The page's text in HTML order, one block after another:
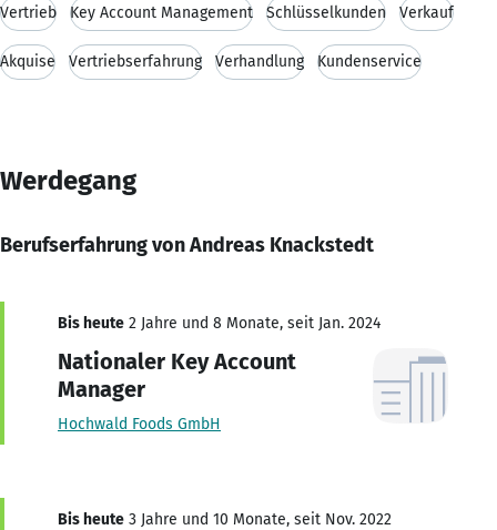
Vertrieb Key Account Management Schlüsselkunden Verkauf
Akquise Vertriebserfahrung Verhandlung Kundenservice
Werdegang
Berufserfahrung von Andreas Knackstedt
Bis heute 2 Jahre und 8 Monate, seit Jan. 2024
Nationaler Key Account
Manager
Hochwald Foods GmbH
Bis heute 3 Jahre und 10 Monate, seit Nov. 2022